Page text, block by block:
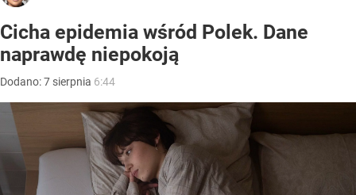
Cicha epidemia wśród Polek. Dane
naprawdę niepokoją
Dodano:7 sierpnia 6:44